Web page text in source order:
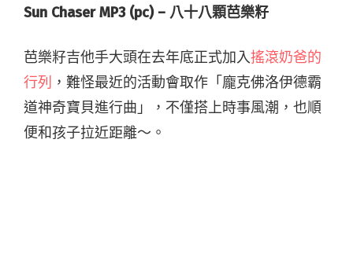
Sun Chaser MP3 (pc) – 八十八顆芭樂籽
芭樂籽吉他手大頭在去年底正式加入搖滾奶爸的
行列 ，難怪最近的活動會取作「龐克佛洛伊德霸
道神奇寶貝進行曲」，不僅搭上時事風潮，也順
便和孩子拉近距離～。